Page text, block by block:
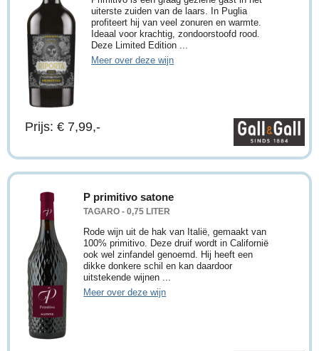
uiterste zuiden van de laars. In Puglia
profiteert hij van veel zonuren en warmte.
Ideaal voor krachtig, zondoorstoofd rood.
Deze Limited Edition ...
Meer over deze wijn
Prijs: € 7,99,-
P primitivo satone
TAGARO - 0,75 LITER
Rode wijn uit de hak van Italië, gemaakt van
100% primitivo. Deze druif wordt in Californië
ook wel zinfandel genoemd. Hij heeft een
dikke donkere schil en kan daardoor
uitstekende wijnen ...
Meer over deze wijn